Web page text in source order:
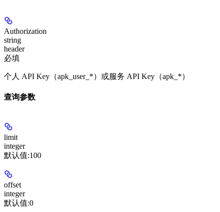
Authorization
string
header
必填
个人 API Key（apk_user_*）或服务 API Key（apk_*）
查询参数
limit
integer
默认值:100
offset
integer
默认值:0